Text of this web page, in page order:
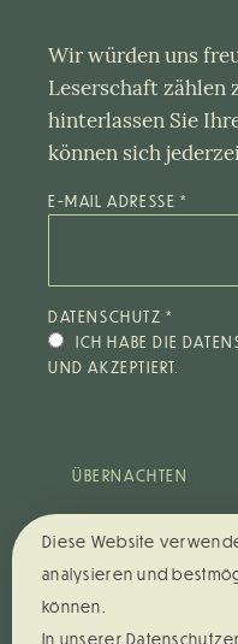
Diese Website
analysieren und
können.
In unserer
Wir würden uns
Leserschaft zählen
hinterlassen Sie
können sich
E-MAIL ADRESSE *
DATENSCHUTZ*
ICH HABE DIE
UND AKZEPTIERT.
ÜBERNACHTEN
CATERING